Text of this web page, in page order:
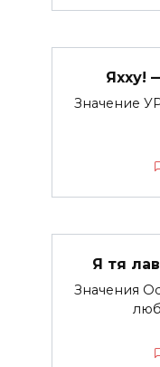
Яхху!
Значение
Я тя
Значения